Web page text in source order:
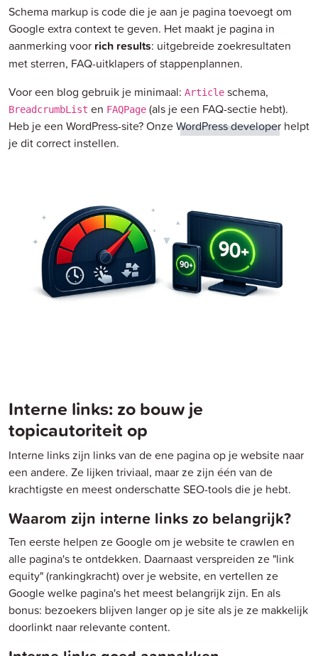
Schema markup is code die je aan je pagina toevoegt om
Google extra context te geven. Het maakt je pagina in
aanmerking voor rich results: uitgebreide zoekresultaten
met sterren, FAQ-uitklapers of stappenplannen.
Voor een blog gebruik je minimaal: Article schema,
BreadcrumbList en FAQPage (als je een FAQ-sectie hebt).
Heb je een WordPress-site? OnzeWordPress developer helpt
je dit correct instellen.
Interne links: zo bouw je
topicautoriteit op
Interne links zijn links van de ene pagina op je website naar
een andere. Ze lijken triviaal, maar ze zijn één van de
krachtigste en meest onderschatte SEO-tools die je hebt.
Waarom zijn interne links zo belangrijk?
Ten eerste helpen ze Google om je website te crawlen en
alle pagina's te ontdekken. Daarnaast verspreiden ze "link
equity" (rankingkracht) over je website, en vertellen ze
Google welke pagina's het meest belangrijk zijn. En als
bonus: bezoekers blijven langer op je site als je ze makkelijk
doorlinkt naar relevante content.